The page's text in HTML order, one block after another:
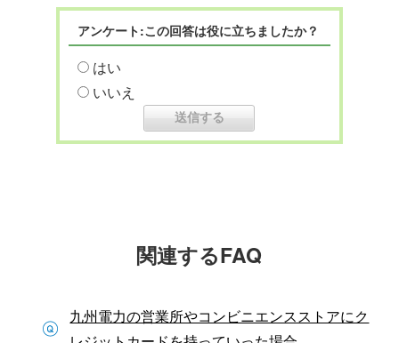
アンケート:この回答は役に立ちましたか？
はい
いいえ
関連するFAQ
九州電力の営業所やコンビニエンスストアにク